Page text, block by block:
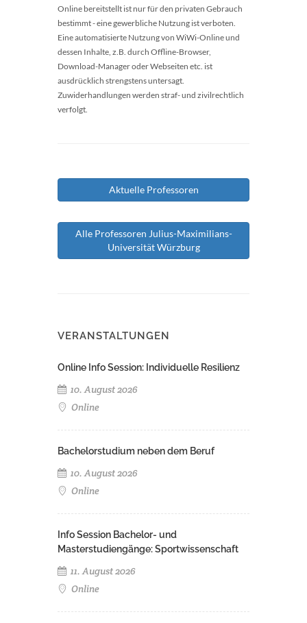
Online bereitstellt ist nur für den privaten Gebrauch
bestimmt - eine gewerbliche Nutzung ist verboten.
Eine automatisierte Nutzung von WiWi-Online und
dessen Inhalte, z.B. durch Offline-Browser,
Download-Manager oder Webseiten etc. ist
ausdrücklich strengstens untersagt.
Zuwiderhandlungen werden straf- und zivilrechtlich
verfolgt.
Aktuelle Professoren
Alle Professoren Julius-Maximilians-
Universität Würzburg
VERANSTALTUNGEN
Online Info Session: Individuelle Resilienz
10. August 2026
Online
Bachelorstudium neben dem Beruf
10. August 2026
Online
Info Session Bachelor- und
Masterstudiengänge: Sportwissenschaft
11. August 2026
Online